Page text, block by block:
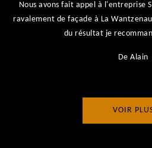
Nous avons fait appel à l'entreprise
ravalement de façade à La
du résultat je
De Alain
VOIR